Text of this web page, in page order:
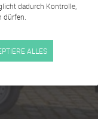
dadurch Kontrolle,
dürfen.
ALLES